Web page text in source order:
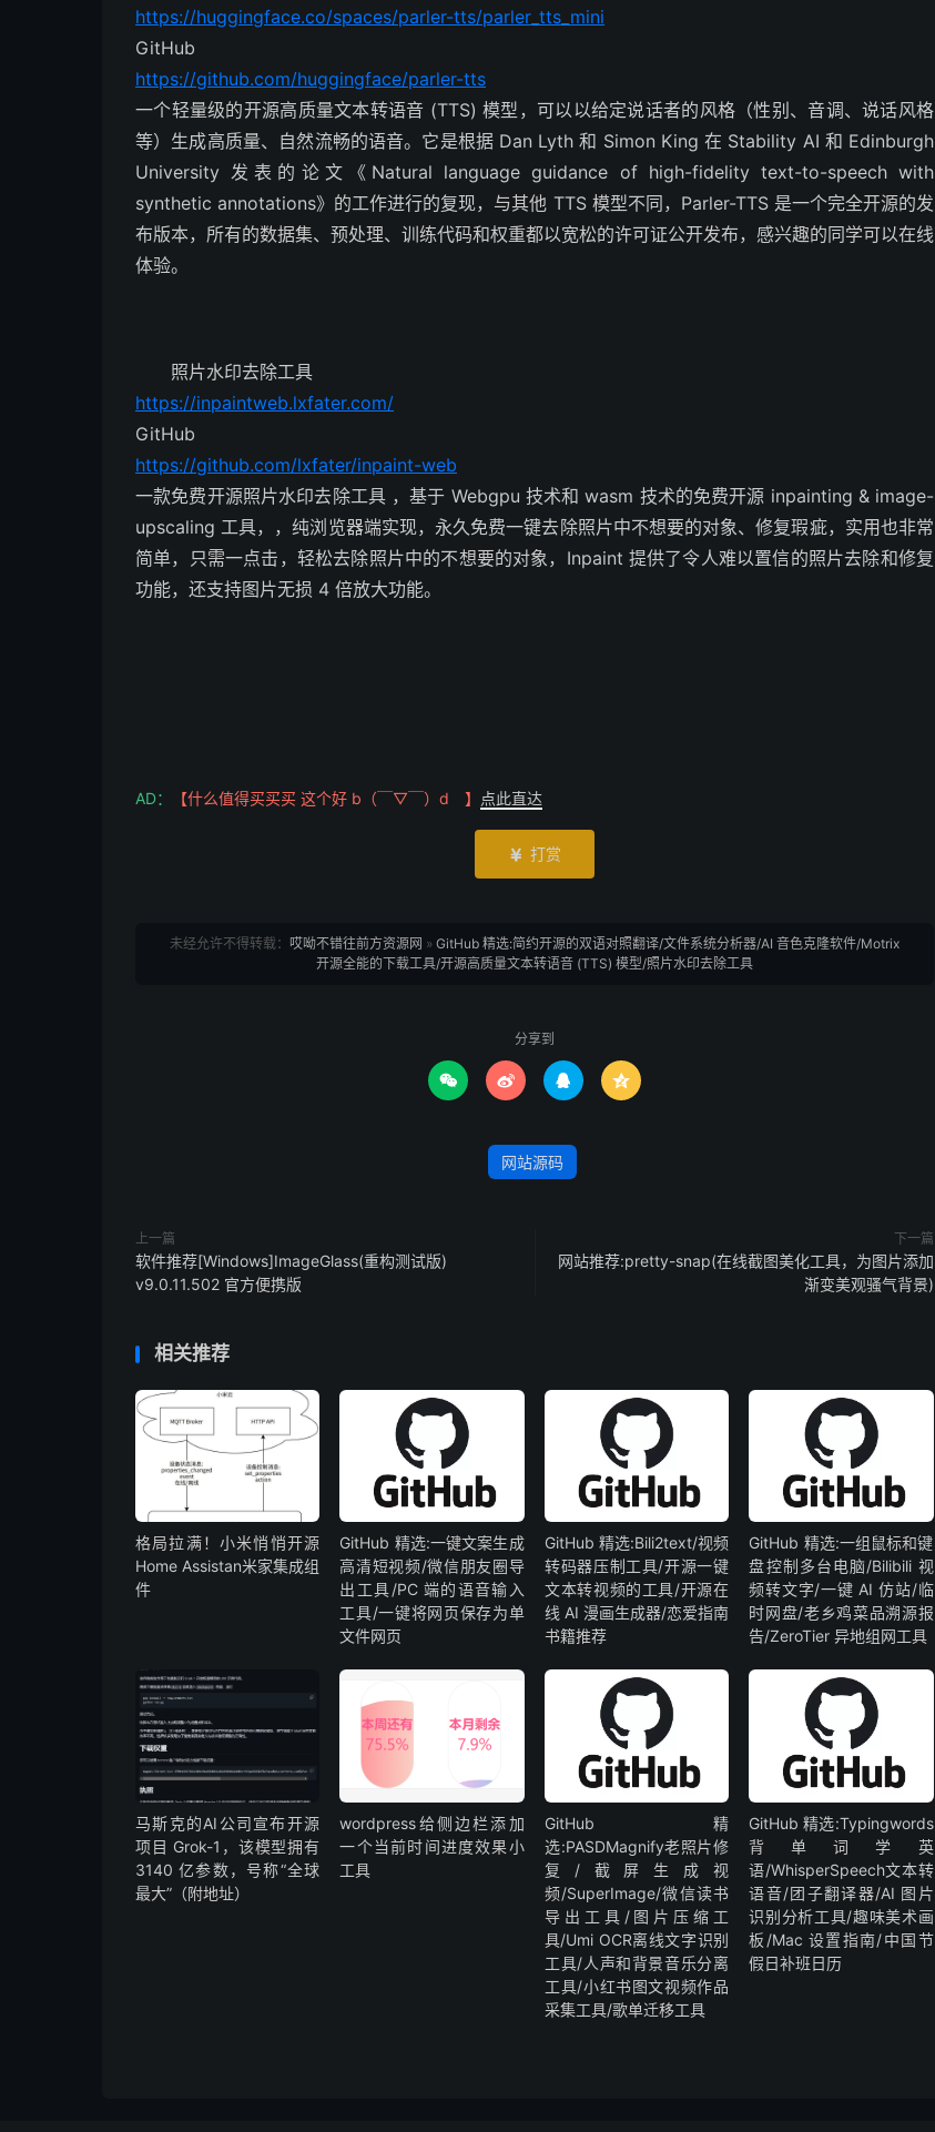
https://huggingface.co/spaces/parler-tts/parler_tts_mini
GitHub
https://github.com/huggingface/parler-tts
一个轻量级的开源高质量文本转语音 (TTS) 模型，可以以给定说话者的风格（性别、音调、说话风格
等）生成高质量、自然流畅的语音。它是根据 Dan Lyth 和 Simon King 在 Stability AI 和 Edinburgh
University 发表的论文《Natural language guidance of high-fidelity text-to-speech with
synthetic annotations》的工作进行的复现，与其他 TTS 模型不同，Parler-TTS 是一个完全开源的发
布版本，所有的数据集、预处理、训练代码和权重都以宽松的许可证公开发布，感兴趣的同学可以在线
体验。
照片水印去除工具
https://inpaintweb.lxfater.com/
GitHub
https://github.com/lxfater/inpaint-web
一款免费开源照片水印去除工具 ，基于 Webgpu 技术和 wasm 技术的免费开源 inpainting & image-
upscaling 工具，，纯浏览器端实现，永久免费一键去除照片中不想要的对象、修复瑕疵，实用也非常
简单，只需一点击，轻松去除照片中的不想要的对象，Inpaint 提供了令人难以置信的照片去除和修复
功能，还支持图片无损 4 倍放大功能。
AD： 【什么值得买买买 这个好 b（￣▽￣）d 】 点此直达
 打赏
未经允许不得转载： 哎呦不错往前方资源网 » GitHub 精选:简约开源的双语对照翻译/文件系统分析器/AI 音色克隆软件/Motrix
开源全能的下载工具/开源高质量文本转语音 (TTS) 模型/照片水印去除工具
分享到
   
网站源码
上一篇
软件推荐[Windows]ImageGlass(重构测试版)
v9.0.11.502 官方便携版
下一篇
网站推荐:pretty-snap(在线截图美化工具，为图片添加
渐变美观骚气背景)
相关推荐
格局拉满！小米悄悄开源
Home Assistan米家集成组
件
GitHub 精选:一键文案生成
高清短视频/微信朋友圈导
出工具/PC 端的语音输入
工具/一键将网页保存为单
文件网页
GitHub 精选:Bili2text/视频
转码器压制工具/开源一键
文本转视频的工具/开源在
线 AI 漫画生成器/恋爱指南
书籍推荐
GitHub 精选:一组鼠标和键
盘控制多台电脑/Bilibili 视
频转文字/一键 AI 仿站/临
时网盘/老乡鸡菜品溯源报
告/ZeroTier 异地组网工具
马斯克的AI公司宣布开源
项目 Grok-1，该模型拥有
3140 亿参数，号称“全球
最大”（附地址）
wordpress给侧边栏添加
一个当前时间进度效果小
工具
GitHub 精
选:PASDMagnify老照片修
复/截屏生成视
频/SuperImage/微信读书
导出工具/图片压缩工
具/Umi OCR离线文字识别
工具/人声和背景音乐分离
工具/小红书图文视频作品
采集工具/歌单迁移工具
GitHub 精选:Typingwords
背单词学英
语/WhisperSpeech文本转
语音/团子翻译器/AI 图片
识别分析工具/趣味美术画
板/Mac 设置指南/中国节
假日补班日历